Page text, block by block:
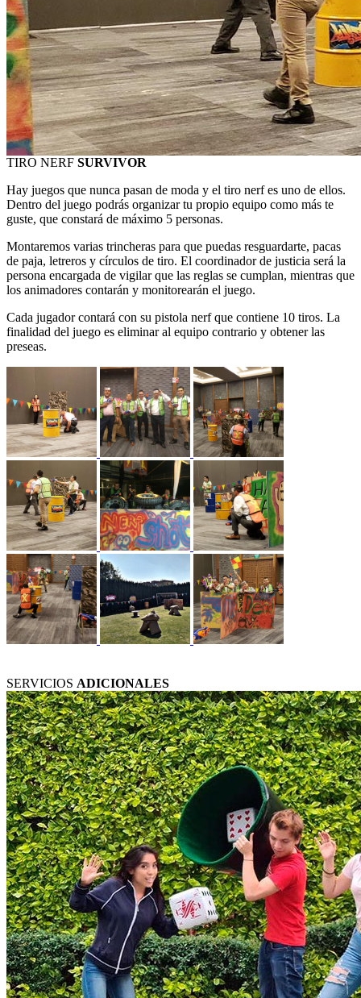
TIRO NERF SURVIVOR
Hay juegos que nunca pasan de moda y el tiro nerf es uno de ellos.
Dentro del juego podrás organizar tu propio equipo como más te
guste, que constará de máximo 5 personas.
Montaremos varias trincheras para que puedas resguardarte, pacas
de paja, letreros y círculos de tiro. El coordinador de justicia será la
persona encargada de vigilar que las reglas se cumplan, mientras que
los animadores contarán y monitorearán el juego.
Cada jugador contará con su pistola nerf que contiene 10 tiros. La
finalidad del juego es eliminar al equipo contrario y obtener las
preseas.
SERVICIOS ADICIONALES